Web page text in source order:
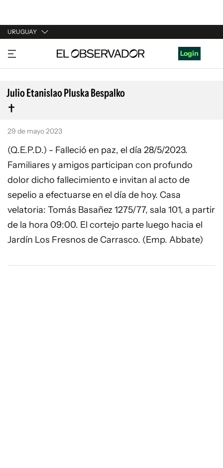
URUGUAY
URUGUAY
ARGENTINA
ESPAÑA
ESTADOS UNIDOS
Login
Julio Etanislao Pluska Bespalko
29 de mayo 2023
(Q.E.P.D.) - Falleció en paz, el día 28/5/2023.
Familiares y amigos participan con profundo
dolor dicho fallecimiento e invitan al acto de
sepelio a efectuarse en el día de hoy. Casa
velatoria: Tomás Basañez 1275/77, sala 101, a partir
de la hora 09:00. El cortejo parte luego hacia el
Jardín Los Fresnos de Carrasco. (Emp. Abbate)